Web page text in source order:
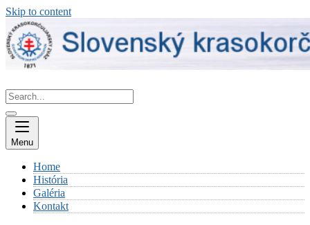
Skip to content
Menu
Home
História
Galéria
Kontakt